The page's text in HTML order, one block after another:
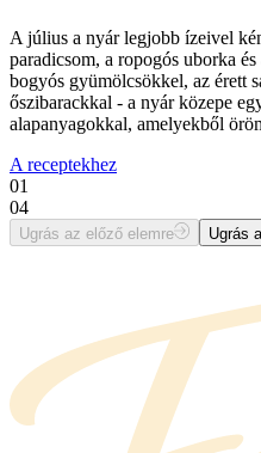
A július a nyár legjobb ízeivel
paradicsom, a ropogós uborka
bogyós gyümölcsökkel, az érett
őszibarackkal - a nyár közepe
alapanyagokkal, amelyekből
A receptekhez
01
04
Ugrás az előző elemre Ugrás